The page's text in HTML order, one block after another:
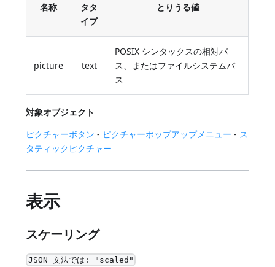
名称
タタ
イプ
とりうる値
picture text
POSIX シンタックスの相対パ
ス、またはファイルシステムパ
ス
対象オブジェクト
ピクチャーボタン - ピクチャーポップアップメニュー - ス
タティックピクチャー
表示
スケーリング
JSON 文法では: "scaled"